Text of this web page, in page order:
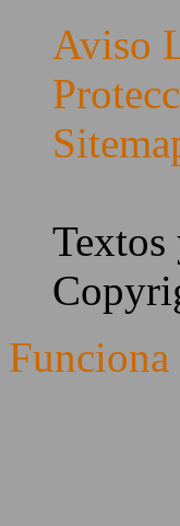
Aviso
Textos
Funciona